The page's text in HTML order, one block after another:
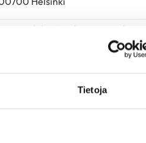
Tietoja
lähtö Laakson sairaalan
Lääkärinkadun päästä,
huvilalta, Waseniuksen
1, 00560 Helsinki